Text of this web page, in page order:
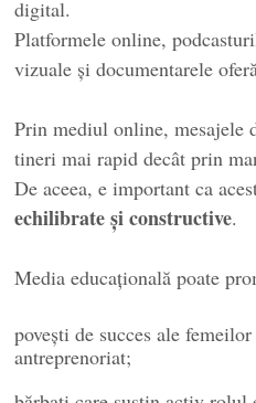
digital.
Platformele online,
vizuale și documentarele
Prin mediul online, mesajele
tineri mai rapid decât prin
De aceea, e important ca
echilibrate și constructive.
Media educațională poate
povești de succes ale
antreprenoriat;